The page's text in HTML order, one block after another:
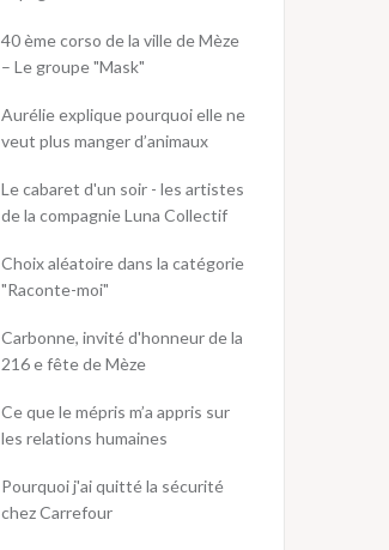
40 ème corso de la ville de Mèze
– Le groupe "Mask"
Aurélie explique pourquoi elle ne
veut plus manger d’animaux
Le cabaret d'un soir - les artistes
de la compagnie Luna Collectif
Choix aléatoire dans la catégorie
"Raconte-moi"
Carbonne, invité d'honneur de la
216 e fête de Mèze
Ce que le mépris m’a appris sur
les relations humaines
Pourquoi j'ai quitté la sécurité
chez Carrefour